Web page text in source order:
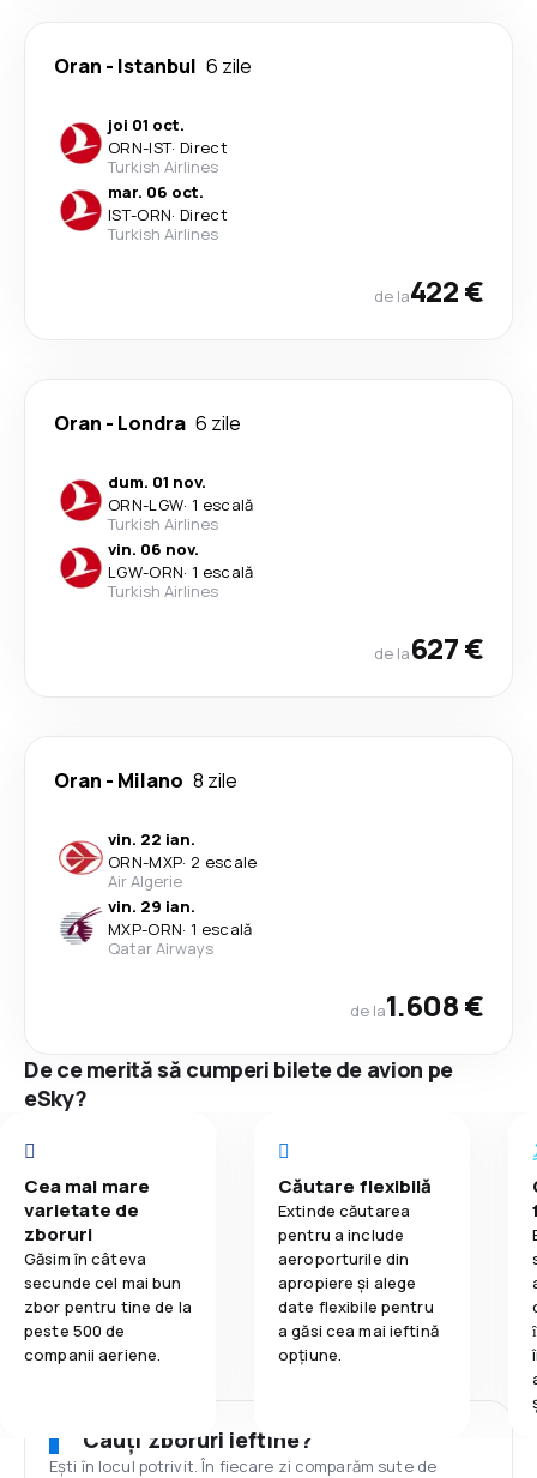
Oran - Istanbul 6 zile
joi 01 oct.
ORN-IST· Direct
Turkish Airlines
mar. 06 oct.
IST-ORN· Direct
Turkish Airlines
de la422 €
Oran - Londra 6 zile
dum. 01 nov.
ORN-LGW· 1 escală
Turkish Airlines
vin. 06 nov.
LGW-ORN· 1 escală
Turkish Airlines
de la627 €
Oran - Milano 8 zile
vin. 22 ian.
ORN-MXP· 2 escale
Air Algerie
vin. 29 ian.
MXP-ORN· 1 escală
Qatar Airways
de la1.608 €
De ce merită să cumperi bilete de avion pe
eSky?
Cea mai mare
varietate de
zboruri
Găsim în câteva
secunde cel mai bun
zbor pentru tine de la
peste 500 de
companii aeriene.
Căutare flexibilă
Extinde căutarea
pentru a include
aeroporturile din
apropiere și alege
date flexibile pentru
a găsi cea mai ieftină
opțiune.
Cauți zboruri ieftine?
Ești în locul potrivit. În fiecare zi comparăm sute de